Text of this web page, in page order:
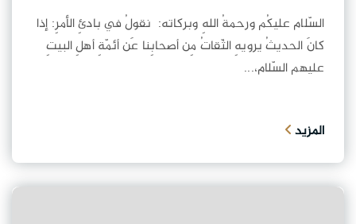
السّلام عليكُم ورحمةُ اللهِ وبركاته: نقولُ في بادئِ الأمرِ: إذا
كانَ الحديثُ يرويهِ الثّقاتُ مِن أصحابِنا عَن أئمّةِ أهلِ البيتِ
عليهم السّلام،...
المزيد